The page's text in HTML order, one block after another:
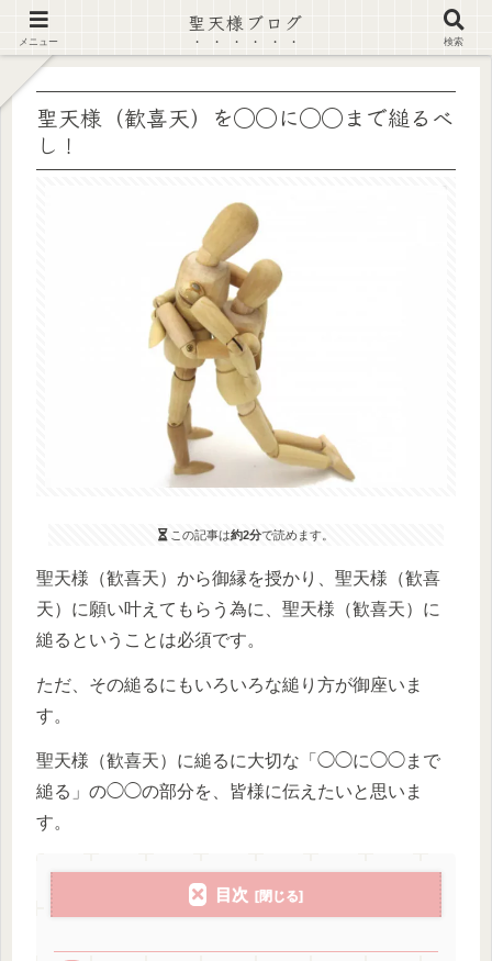
【注意喚起】偽サイト及び偽情報に注意 ▶確認する◀
聖天様（歓喜天）を◯◯に◯◯まで縋るべ
し！
この記事は約2分で読めます。
聖天様（歓喜天）から御縁を授かり、聖天様（歓喜
天）に願い叶えてもらう為に、聖天様（歓喜天）に
縋るということは必須です。
ただ、その縋るにもいろいろな縋り方が御座いま
す。
聖天様（歓喜天）に縋るに大切な「◯◯に◯◯まで
縋る」の◯◯の部分を、皆様に伝えたいと思いま
す。
目次
メニュー
聖天様ブログ
検索